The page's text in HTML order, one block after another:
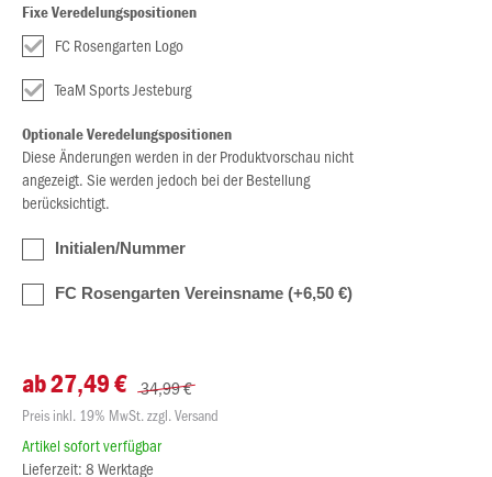
Fixe Veredelungspositionen
FC Rosengarten Logo
TeaM Sports Jesteburg
Optionale Veredelungspositionen
Diese Änderungen werden in der Produktvorschau nicht
angezeigt. Sie werden jedoch bei der Bestellung
berücksichtigt.
Initialen/Nummer
FC Rosengarten Vereinsname (+6,50 €)
ab 27,49 € 34,99 €
Preis inkl. 19% MwSt. zzgl. Versand
Artikel sofort verfügbar
Lieferzeit: 8 Werktage